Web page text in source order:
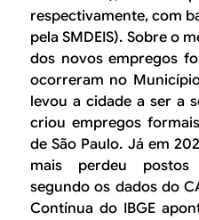
respectivamente, com
pela SMDEIS). Sobre o
dos novos empregos
ocorreram no
levou a cidade a ser a
criou empregos
de São Paulo. Já em
mais perdeu
segundo os dados do
Contínua do IBGE